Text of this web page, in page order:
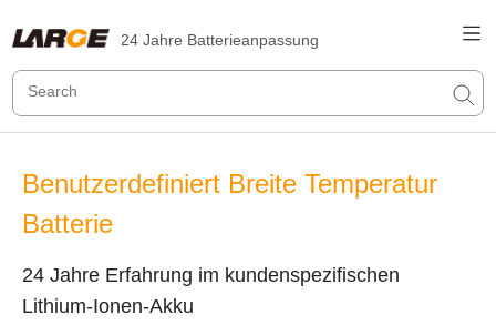
24 Jahre Batterieanpassung
Benutzerdefiniert Breite Temperatur
Batterie
24 Jahre Erfahrung im kundenspezifischen
Lithium-Ionen-Akku